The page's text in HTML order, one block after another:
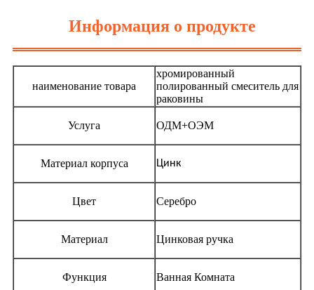
Информация о продукте
наименование товара
хромированный
полированный смеситель для
раковины
Услуга ОДМ+ОЭМ
Материал корпуса Цинк
Цвет Серебро
Материал Цинковая ручка
Функция Ванная Комната